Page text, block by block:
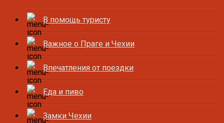
В помощь туристу
Важное о Праге и Чехии
Впечатления от поездки
Еда и пиво
Замки Чехии